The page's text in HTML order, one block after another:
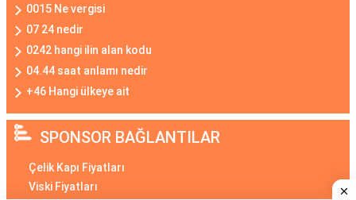
0015 Ne vergisi
07 24 nedir
0242 hangi ilin alan kodu
04.44 saat anlamı nedir
+46 Hangi ülkeye ait
SPONSOR BAĞLANTILAR
Çelik Kapı Fiyatları
Viski Fiyatları